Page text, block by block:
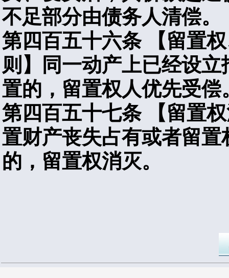
不足部分由债务人清偿。
第四百五十六条
【留置
则】同一动产上已经设
置的，留置权人优先受偿
第四百五十七条
【留置
置财产丧失占有或者留
的，留置权消灭。